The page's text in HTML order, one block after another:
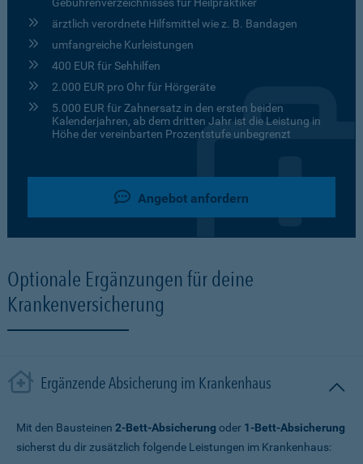
ärztlich verordnete Hilfsmittel wie z. B. Bandagen
umfangreiche Kurleistungen
400 EUR für Sehhilfen
2.000 EUR pro Ohr für Hörgeräte
5.000 EUR für Zahnersatz in den ersten beiden
Kalenderjahren, ab dem dritten Jahr ist die Leistung in
Höhe der vereinbarten Prozentstufe unbegrenzt
Angebot anfordern
Optionale Ergänzungen für deine
Krankenversicherung
Ergänzende Absicherung im Krankenhaus
Mit den Bausteinen 2-Bett-Absicherung oder 1-Bett-Absicherung
sicherst du dir zusätzlich folgende Leistungen im Krankenhaus: